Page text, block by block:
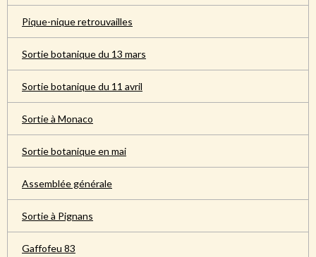
Pique-nique retrouvailles
Sortie botanique du 13 mars
Sortie botanique du 11 avril
Sortie à Monaco
Sortie botanique en mai
Assemblée générale
Sortie à Pignans
Gaffofeu 83